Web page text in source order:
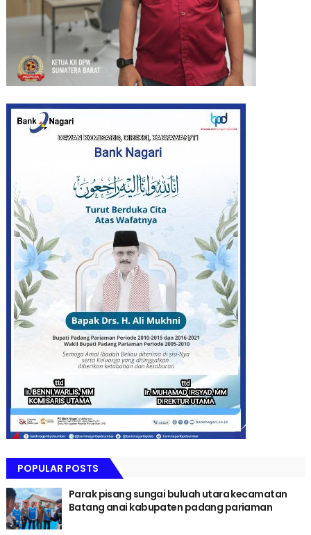
POPULAR POSTS
Parak pisang sungai buluah utara kecamatan
Batang anai kabupaten padang pariaman